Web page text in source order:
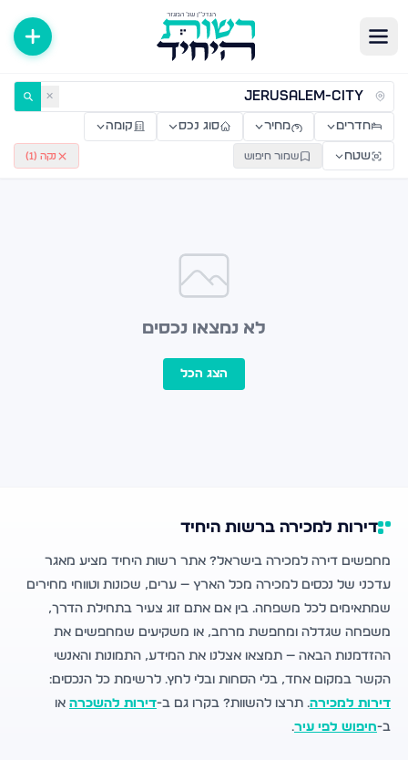
דירות למכירה ולהשכרה — רשות היחיד ✕
חדרים מחיר סוג נכס קומה
שטח שמור חיפוש נקה ( 1
)
לא נמצאו נכסים
הצג הכל
דירות למכירה ברשות היחיד
מחפשים דירה למכירה בישראל? אתר רשות היחיד מציע מאגר
עדכני של נכסים למכירה מכל הארץ — ערים, שכונות וטווחי מחירים
שמתאימים לכל משפחה. בין אם אתם זוג צעיר בתחילת הדרך,
משפחה שגדלה ומחפשת מרחב, או משקיעים שמחפשים את
ההזדמנות הבאה — תמצאו אצלנו את המידע, התמונות והאנשי
הקשר במקום אחד, בלי הסחות ובלי לחץ. לרשימת כל הנכסים:
דירות למכירה. תרצו להשוות? בקרו גם ב-דירות להשכרה או
ב-חיפוש לפי עיר.